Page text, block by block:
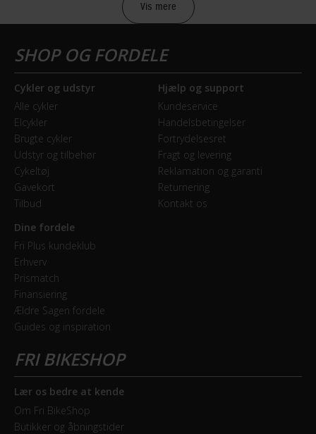
Sikkerheds- og producentinfo
Model år
2018
BREMSER
Bagbremse
Fodbremse
Forbremse
Mekanisk fælgbremse
GEAR
Bagskifter
Shimano Nexus
Geartype
Indvendige gear
Kranksæt
Vis mere
Cykler og udstyr
Alle cykler
Elcykler
Brugte cykler
Udstyr og tilbehør
Cykeltøj
Gavekort
Tilbud
Hjælp og support
Kundeservice
Handelsbetingelser
Fortrydelsesret
Fragt og levering
Reklamation og garanti
Returnering
Kontakt os
Dine fordele
Fri Plus kundeklub
Erhverv
Prismatch
Finansiering
Ældre Sagen fordele
Guides og inspiration
Lær os bedre at kende
Om Fri BikeShop
Butikker og åbningstider